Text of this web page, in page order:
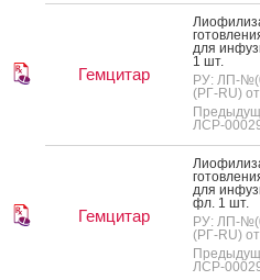
Гемцитар
для
1 шт.
РУ: ЛП-
(РГ-RU)
ЛСР-
Гемцитар
для
фл. 1 шт.
РУ: ЛП-
(РГ-RU)
ЛСР-